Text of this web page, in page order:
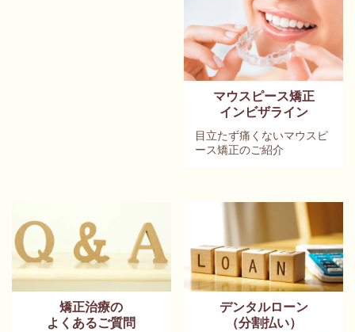
マウスピース矯正
インビザライン
目立たず痛くないマウスピ
ース矯正のご紹介
矯正治療の
よくあるご質問
デンタルローン
（分割払い）